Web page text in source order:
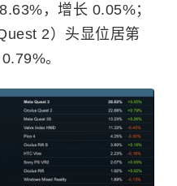
，增长 0.05%；
2）头显位居第
。